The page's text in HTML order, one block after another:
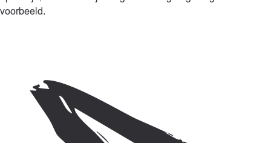
voorbeeld.